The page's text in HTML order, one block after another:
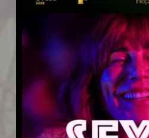
Gerson
Longa-